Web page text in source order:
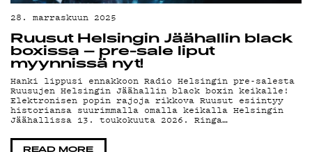
28. marraskuun 2025
Ruusut Helsingin Jäähallin black
boxissa – pre-sale liput
myynnissä nyt!
Hanki lippusi ennakkoon Radio Helsingin pre-salesta
Ruusujen Helsingin Jäähallin black boxin keikalle!
Elektronisen popin rajoja rikkova Ruusut esiintyy
historiansa suurimmalla omalla keikalla Helsingin
Jäähallissa 13. toukokuuta 2026. Ringa…
READ MORE